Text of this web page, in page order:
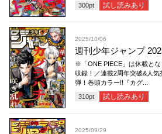
300pt 試し読みあり
2025/10/06
週刊少年ジャンプ
※「ONE PIECE」は休載と
収録！／連載2周年突破&人
弾！巻頭カラー!!『カグ...
310pt 試し読みあり
2025/09/29